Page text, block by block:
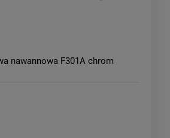
nawannowa F301A chrom